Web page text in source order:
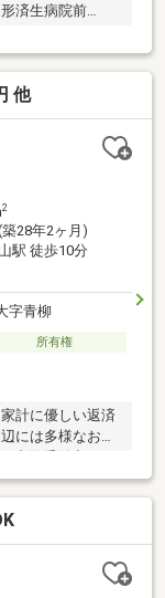
済生病院前
他
2
28年2ヶ月)
駅 徒歩10分
字青柳
所有権
計に優しい返済
には多様なお店
２３－６７３－